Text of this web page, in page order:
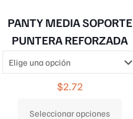
PANTY MEDIA SOPORTE
PUNTERA REFORZADA
$2.72
Seleccionar opciones